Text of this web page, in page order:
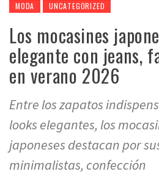
MODA UNCATEGORIZED
Los mocasines
elegante con jeans,
en verano 2026
Entre los zapatos
looks elegantes, los
japoneses destacan por
minimalistas, confección